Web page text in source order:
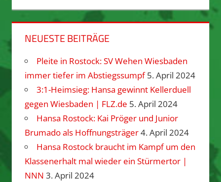
NEUESTE BEITRÄGE
Pleite in Rostock: SV Wehen Wiesbaden
immer tiefer im Abstiegssumpf 5. April 2024
3:1-Heimsieg: Hansa gewinnt Kellerduell
gegen Wiesbaden | FLZ.de 5. April 2024
Hansa Rostock: Kai Pröger und Junior
Brumado als Hoffnungsträger4. April 2024
Hansa Rostock braucht im Kampf um den
Klassenerhalt mal wieder ein Stürmertor |
NNN 3. April 2024